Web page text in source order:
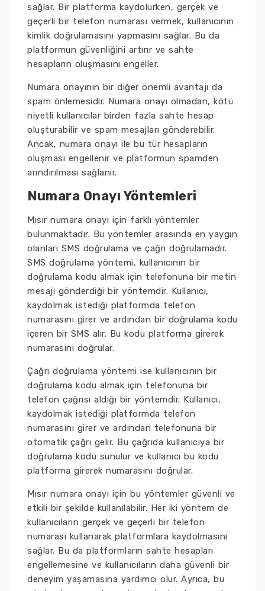
sağlar. Bir platforma kaydolurken, gerçek ve
geçerli bir telefon numarası vermek, kullanıcının
kimlik doğrulamasını yapmasını sağlar. Bu da
platformun güvenliğini artırır ve sahte
hesapların oluşmasını engeller.
Numara onayının bir diğer önemli avantajı da
spam önlemesidir. Numara onayı olmadan, kötü
niyetli kullanıcılar birden fazla sahte hesap
oluşturabilir ve spam mesajları gönderebilir.
Ancak, numara onayı ile bu tür hesapların
oluşması engellenir ve platformun spamden
arındırılması sağlanır.
Numara Onayı Yöntemleri
Mısır numara onayı için farklı yöntemler
bulunmaktadır. Bu yöntemler arasında en yaygın
olanları SMS doğrulama ve çağrı doğrulamadır.
SMS doğrulama yöntemi, kullanıcının bir
doğrulama kodu almak için telefonuna bir metin
mesajı gönderdiği bir yöntemdir. Kullanıcı,
kaydolmak istediği platformda telefon
numarasını girer ve ardından bir doğrulama kodu
içeren bir SMS alır. Bu kodu platforma girerek
numarasını doğrular.
Çağrı doğrulama yöntemi ise kullanıcının bir
doğrulama kodu almak için telefonuna bir
telefon çağrısı aldığı bir yöntemdir. Kullanıcı,
kaydolmak istediği platformda telefon
numarasını girer ve ardından telefonuna bir
otomatik çağrı gelir. Bu çağrıda kullanıcıya bir
doğrulama kodu sunulur ve kullanıcı bu kodu
platforma girerek numarasını doğrular.
Mısır numara onayı için bu yöntemler güvenli ve
etkili bir şekilde kullanılabilir. Her iki yöntem de
kullanıcıların gerçek ve geçerli bir telefon
numarası kullanarak platformlara kaydolmasını
sağlar. Bu da platformların sahte hesapları
engellemesine ve kullanıcıların daha güvenli bir
deneyim yaşamasına yardımcı olur. Ayrıca, bu